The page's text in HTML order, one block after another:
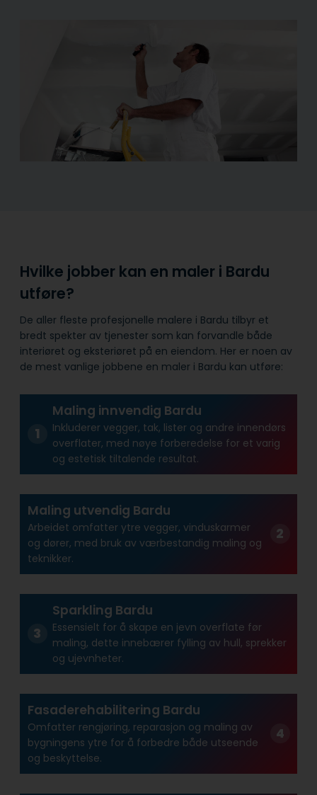
Hvilke jobber kan en maler i Bardu
utføre?
De aller fleste profesjonelle malere i Bardu tilbyr et
bredt spekter av tjenester som kan forvandle både
interiøret og eksteriøret på en eiendom. Her er noen av
de mest vanlige jobbene en maler i Bardu kan utføre:
Maling innvendig Bardu
Inkluderer vegger, tak, lister og andre innendørs
overflater, med nøye forberedelse for et varig
og estetisk tiltalende resultat.
Maling utvendig Bardu
Arbeidet omfatter ytre vegger, vinduskarmer
og dører, med bruk av værbestandig maling og
teknikker.
Sparkling Bardu
Essensielt for å skape en jevn overflate før
maling, dette innebærer fylling av hull, sprekker
og ujevnheter.
Fasaderehabilitering Bardu
Omfatter rengjøring, reparasjon og maling av
bygningens ytre for å forbedre både utseende
og beskyttelse.